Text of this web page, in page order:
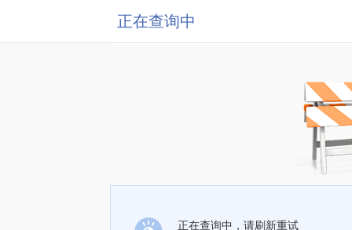
正在查询中
正在查询中，请刷新重试